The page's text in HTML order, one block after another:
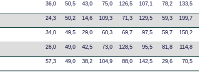
36,0 50,5 43,0 75,0 126,5 107,1 78,2 133,5
24,3 50,2 14,6 109,3 71,3 129,5 59,3 199,7
34,0 49,5 29,0 60,3 69,7 97,5 59,7 158,2
26,0 49,0 42,5 73,0 128,5 95,5 81,8 114,8
57,3 49,0 38,2 104,9 88,0 142,5 29,6 70,5